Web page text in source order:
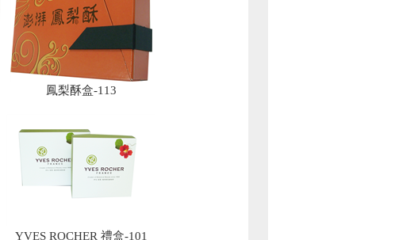
鳳梨酥盒-113
YVES ROCHER 禮盒-101